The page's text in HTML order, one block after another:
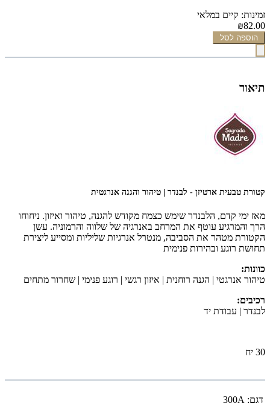
זמינות: קיים במלאי
₪82.00
הוספה לסל
תיאור
קטורת טבעית ארטיזן - לבנדר | טיהור והגנה אנרגטית
מאז ימי קדם, הלבנדר שימש כצמח מקודש להגנה, טיהור ואיזון. ניחוחו
הרך והמרגיע עוטף את המרחב באנרגיה של שלווה והרמוניה. עשן
הקטורת מטהר את הסביבה, מנטרל אנרגיות שליליות ומסייע ליצירת
תחושת רוגע ובהירות פנימית
כוונות:
טיהור אנרגטי | הגנה רוחנית | איזון רגשי | רוגע פנימי | שחרור מתחים
רכיבים:
לבנדר | עבודת יד
30 יח
דגם: 300A